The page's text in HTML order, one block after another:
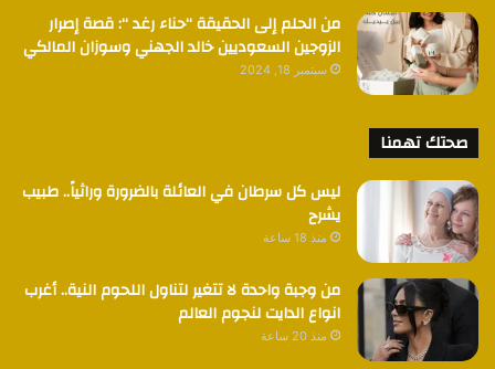
من الحلم إلى الحقيقة “حناء رغد “: قصة إصرار
الزوجين السعوديين خالد الجهني وسوزان المالكي
سبتمبر 18, 2024
صحتك تهمنا
ليس كل سرطان في العائلة بالضرورة وراثياً.. طبيب
يشرح
منذ 18 ساعة
من وجبة واحدة لا تتغير لتناول اللحوم النية.. أغرب
انواع الدايت لنجوم العالم
منذ 20 ساعة